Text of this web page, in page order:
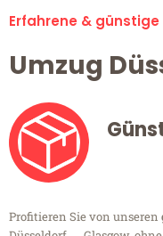
Erfahrene &
Umzug
Profitieren Sie von unseren